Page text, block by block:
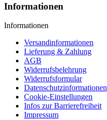
Informationen
Informationen
Versandinformationen
Lieferung & Zahlung
AGB
Widerrufsbelehrung
Widerrufsformular
Datenschutzinformationen
Cookie-Einstellungen
Infos zur Barrierefreiheit
Impressum